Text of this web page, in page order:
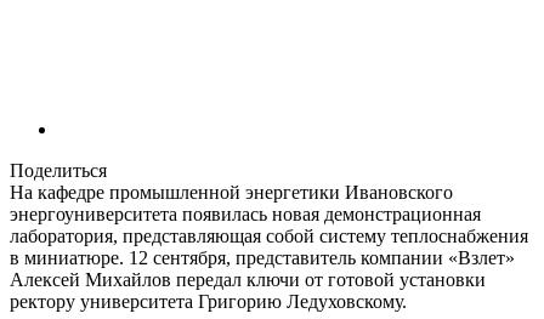
Поделиться
На кафедре промышленной энергетики Ивановского
энергоуниверситета появилась новая демонстрационная
лаборатория, представляющая собой систему теплоснабжения
в миниатюре. 12 сентября, представитель компании «Взлет»
Алексей Михайлов передал ключи от готовой установки
ректору университета Григорию Ледуховскому.